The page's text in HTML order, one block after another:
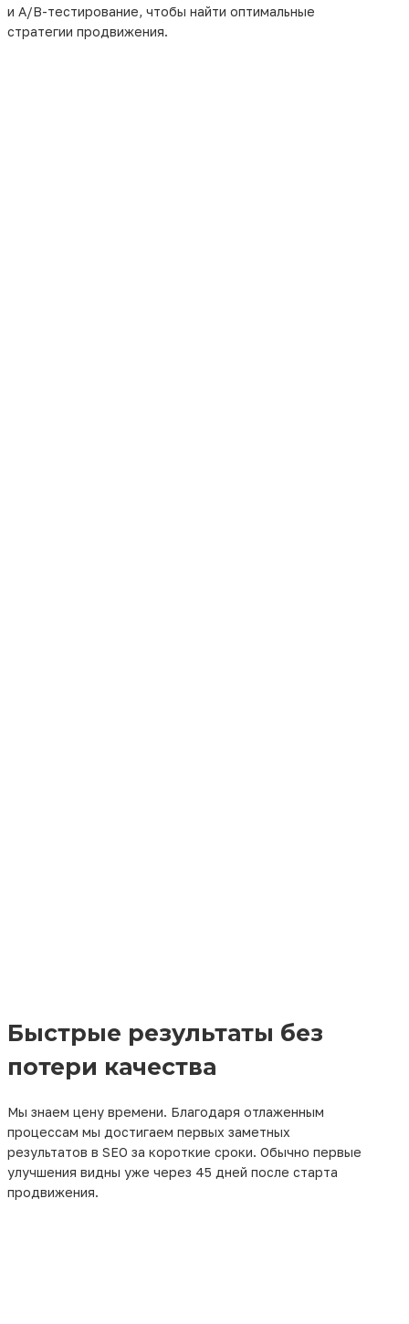
и A/B-тестирование, чтобы найти оптимальные
стратегии продвижения.
Быстрые результаты без
потери качества
Мы знаем цену времени. Благодаря отлаженным
процессам мы достигаем первых заметных
результатов в SEO за короткие сроки. Обычно первые
улучшения видны уже через 45 дней после старта
продвижения.